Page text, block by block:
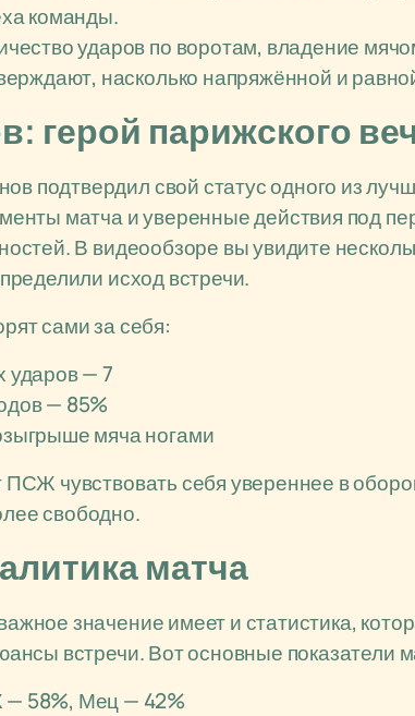
команды.
ударов по воротам, владение
насколько напряжённой и
герой парижского
свой статус одного из
матча и уверенные действия под
В видеообзоре вы увидите
исход встречи.
сами за себя:
ударов — 7
— 85%
мяча ногами
ПСЖ чувствовать себя увереннее в
свободно.
матча
значение имеет и статистика,
встречи. Вот основные
58%, Мец — 42%